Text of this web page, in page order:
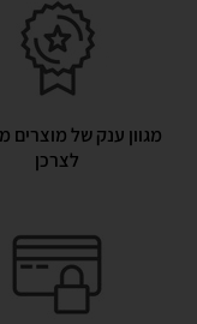
מגוון ענק של מוצרים
לצרכן